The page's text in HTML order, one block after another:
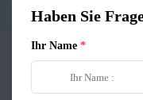
Haben Sie
Ihr Name